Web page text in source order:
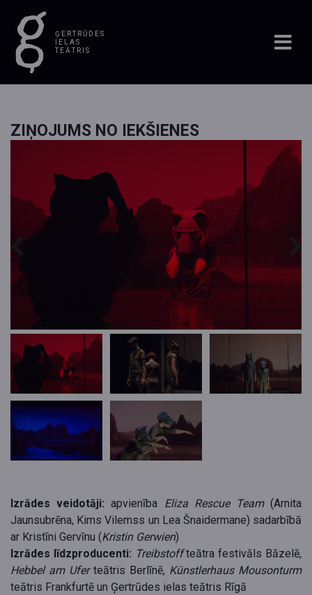
ĢERTRŪDES
IELAS
TEĀTRIS
ZIŅOJUMS NO IEKŠIENES
Izrādes veidotāji:apvienība Eliza Rescue Team(Arnita
Jaunsubrēna, Kims Vilemss un Lea Šnaidermane) sadarbībā
ar Kristīni Gervīnu (Kristin Gerwien)
Izrādes līdzproducenti: Treibstoffteātra festivāls Bāzelē,
Hebbel am Uferteātris Berlīnē, Künstlerhaus Mousonturm
teātris Frankfurtē un Ģertrūdes ielas teātris Rīgā